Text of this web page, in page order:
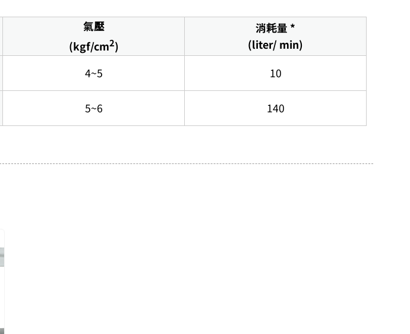
氣壓
(kgf/cm2)
消耗量 *
(liter/ min)
4~5
10
5~6 140